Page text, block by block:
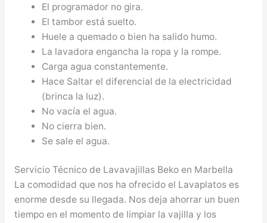
El programador no gira.
El tambor está suelto.
Huele a quemado o bien ha salido humo.
La lavadora engancha la ropa y la rompe.
Carga agua constantemente.
Hace Saltar el diferencial de la electricidad
(brinca la luz).
No vacía el agua.
No cierra bien.
Se sale el agua.
Servicio Técnico de Lavavajillas Beko en Marbella
La comodidad que nos ha ofrecido el Lavaplatos es
enorme desde su llegada. Nos deja ahorrar un buen
tiempo en el momento de limpiar la vajilla y los